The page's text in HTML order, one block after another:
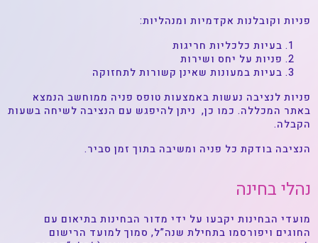
פניות וקובלנות אקדמיות ומנהליות:
בעיות כלכליות חריגות
פניות על יחס ושירות
בעיות במעונות שאינן קשורות לתחזוקה
פניות לנציבה נעשות באמצעות טופס פניה ממוחשב הנמצא
באתר המכללה. כמו כן, ניתן להיפגש עם הנציבה לשיחה בשעות
הקבלה.
הנציבה בודקת כל פניה ומשיבה בתוך זמן סביר.
נהלי בחינה
מועדי הבחינות יקבעו על ידי מדור הבחינות בתיאום עם
החוגים ויפורסמו בתחילת שנה”ל, סמוך למועד הרישום